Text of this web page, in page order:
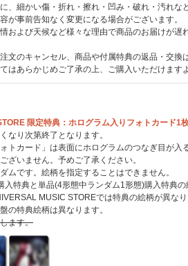
、細かい傷・折れ・擦れ・凹み・破れ・汚れな
が事前告知なく変更になる場合がございます。
および天候など様々な理由で商品のお届けが遅
文のキャンセル、商品や付属特典の返品・交換
はあらかじめご了承の上、ご購入いただけます
限定特典：ホログラム入りフォトカード1
なり次第終了となります。
トカード」は表面にホログラムのつなぎ目が入
ざいません。予めご了承ください。
ムです。絵柄を指定することはできません。
特典と単品(4形態中ランダム1形態)購入特典の
MUSIC STOREでは特典の絵柄が異なり
の特典絵柄は異なります。
ます。